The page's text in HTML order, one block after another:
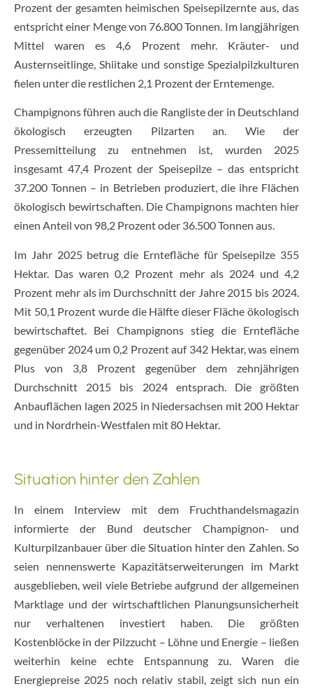
Prozent der gesamten heimischen Speisepilzernte aus, das
entspricht einer Menge von 76.800 Tonnen. Im langjährigen
Mittel waren es 4,6 Prozent mehr. Kräuter- und
Austernseitlinge, Shiitake und sonstige Spezialpilzkulturen
fielen unter die restlichen 2,1 Prozent der Erntemenge.
Champignons führen auch die Rangliste der in Deutschland
ökologisch erzeugten Pilzarten an. Wie der
Pressemitteilung zu entnehmen ist, wurden 2025
insgesamt 47,4 Prozent der Speisepilze – das entspricht
37.200 Tonnen – in Betrieben produziert, die ihre Flächen
ökologisch bewirtschaften. Die Champignons machten hier
einen Anteil von 98,2 Prozent oder 36.500 Tonnen aus.
Im Jahr 2025 betrug die Erntefläche für Speisepilze 355
Hektar. Das waren 0,2 Prozent mehr als 2024 und 4,2
Prozent mehr als im Durchschnitt der Jahre 2015 bis 2024.
Mit 50,1 Prozent wurde die Hälfte dieser Fläche ökologisch
bewirtschaftet. Bei Champignons stieg die Erntefläche
gegenüber 2024 um 0,2 Prozent auf 342 Hektar, was einem
Plus von 3,8 Prozent gegenüber dem zehnjährigen
Durchschnitt 2015 bis 2024 entsprach. Die größten
Anbauflächen lagen 2025 in Niedersachsen mit 200 Hektar
und in Nordrhein-Westfalen mit 80 Hektar.
Situation hinter den Zahlen
In einem Interview mit dem Fruchthandelsmagazin
informierte der Bund deutscher Champignon- und
Kulturpilzanbauer über die Situation hinter den Zahlen. So
seien nennenswerte Kapazitätserweiterungen im Markt
ausgeblieben, weil viele Betriebe aufgrund der allgemeinen
Marktlage und der wirtschaftlichen Planungsunsicherheit
nur verhaltenen investiert haben. Die größten
Kostenblöcke in der Pilzzucht – Löhne und Energie – ließen
weiterhin keine echte Entspannung zu. Waren die
Energiepreise 2025 noch relativ stabil, zeigt sich nun ein